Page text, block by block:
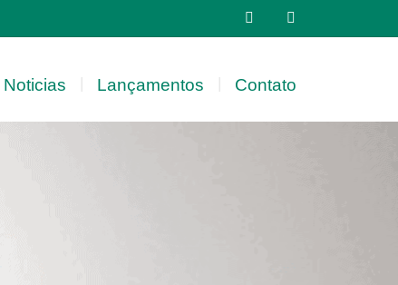
 
Noticias Lançamentos Contato